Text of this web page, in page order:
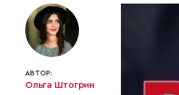
АВТОР:
Ольга Штогрин